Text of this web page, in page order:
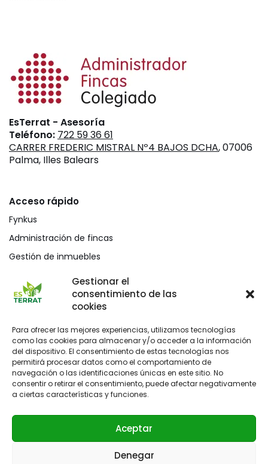
Gestionar el
consentimiento de las
cookies
Para ofrecer las mejores experiencias, utilizamos tecnologías
como las cookies para almacenar y/o acceder a la información
del dispositivo. El consentimiento de estas tecnologías nos
permitirá procesar datos como el comportamiento de
navegación o las identificaciones únicas en este sitio. No
consentir o retirar el consentimiento, puede afectar negativamente
a ciertas características y funciones.
Aceptar
Denegar
EsTerrat - Asesoría
Teléfono: 722 59 36 61
CARRER FREDERIC MISTRAL Nº4 BAJOS DCHA, 07006
Palma, Illes Balears
Acceso rápido
Fynkus
Administración de fincas
Gestión de inmuebles
Mediación civil y mercantil
Blog
Administración de fincas en Palma